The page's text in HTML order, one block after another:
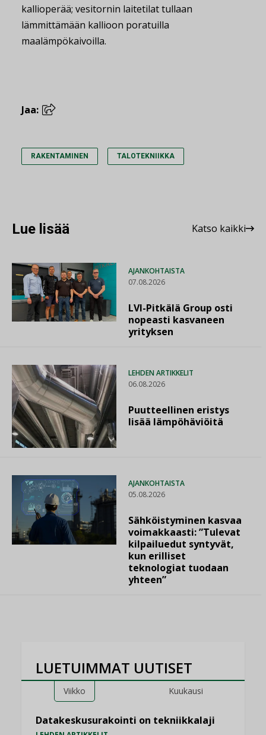
kallioperää; vesitornin laitetilat tullaan
lämmittämään kallioon poratuilla
maalämpökaivoilla.
Jaa:
RAKENTAMINEN TALOTEKNIIKKA
Lue lisää Katso kaikki
AJANKOHTAISTA
07.08.2026
LVI-Pitkälä Group osti
nopeasti kasvaneen
yrityksen
LEHDEN ARTIKKELIT
06.08.2026
Puutteellinen eristys
lisää lämpöhäviöitä
AJANKOHTAISTA
05.08.2026
Sähköistyminen kasvaa
voimakkaasti: ”Tulevat
kilpailuedut syntyvät,
kun erilliset
teknologiat tuodaan
yhteen”
LUETUIMMAT UUTISET
Viikko Kuukausi
Datakeskusurakointi on tekniikkalaji